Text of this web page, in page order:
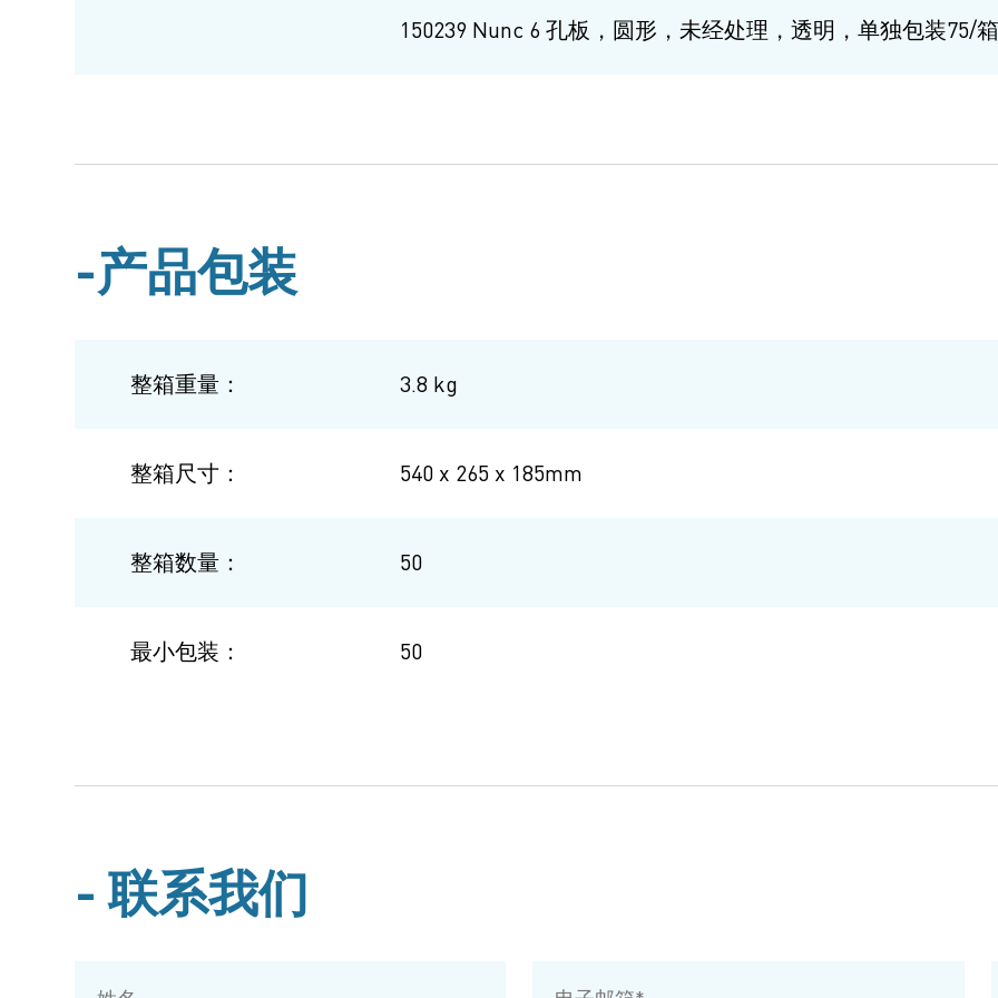
150239 Nunc 6 孔板，圆形，未经处理，透明，单独包装75/箱
产品包装
整箱重量： 3.8 kg
整箱尺寸： 540 x 265 x 185mm
整箱数量： 50
最小包装： 50
联系我们